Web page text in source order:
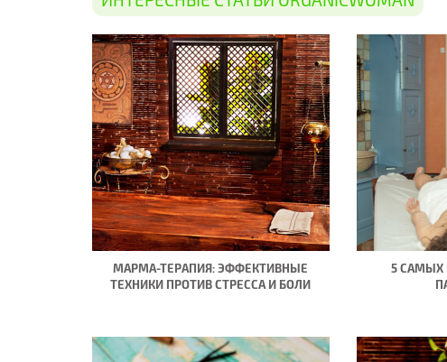
МАРМА-ТЕРАПИЯ: ЭФФЕКТИВНЫЕ
ТЕХНИКИ ПРОТИВ СТРЕССА И БОЛИ
5 САМЫХ